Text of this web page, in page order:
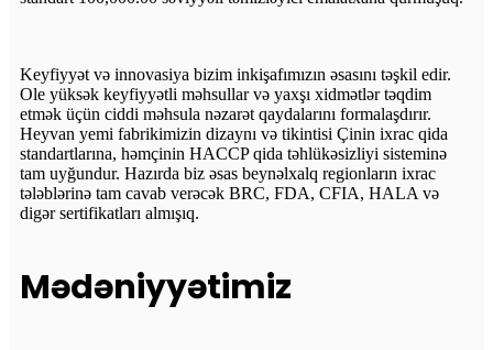
Keyfiyyət və innovasiya bizim inkişafımızın əsasını təşkil edir.
Ole yüksək keyfiyyətli məhsullar və yaxşı xidmətlər təqdim
etmək üçün ciddi məhsula nəzarət qaydalarını formalaşdırır.
Heyvan yemi fabrikimizin dizaynı və tikintisi Çinin ixrac qida
standartlarına, həmçinin HACCP qida təhlükəsizliyi sisteminə
tam uyğundur. Hazırda biz əsas beynəlxalq regionların ixrac
tələblərinə tam cavab verəcək BRC, FDA, CFIA, HALA və
digər sertifikatları almışıq.
Mədəniyyətimiz